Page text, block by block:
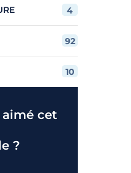
4
92
10
cet
?